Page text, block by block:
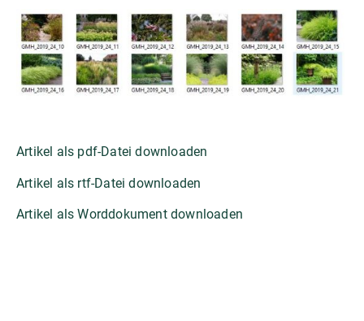
Artikel als pdf-Datei downloaden
Artikel als rtf-Datei downloaden
Artikel als Worddokument downloaden